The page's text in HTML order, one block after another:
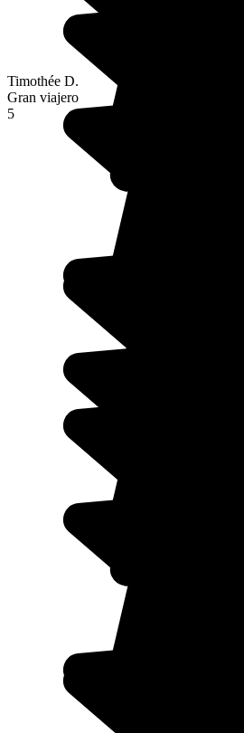
Timothée D.
Gran viajero
5